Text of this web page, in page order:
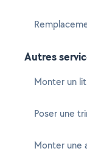
Autres
Monter un
Poser une
Monter une